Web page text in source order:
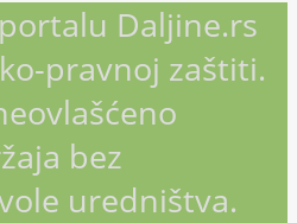
Daljine.rs
pravnoj zaštiti.
bez
uredništva.